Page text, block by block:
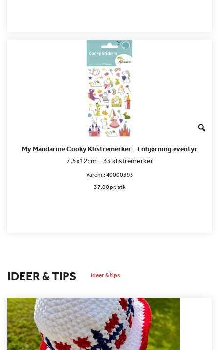
My Mandarine Cooky Klistremerker – Enhjørning eventyr
7,5x12cm – 33 klistremerker
Varenr.:40000393
37.00 pr. stk
IDEER & TIPS Ideer & tips